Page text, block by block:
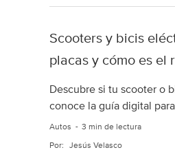
Scooters y bicis
placas y cómo es el
Descubre si tu scooter o
conoce la guía digital
Autos 3 min de lectura
Por: Jesús Velasco